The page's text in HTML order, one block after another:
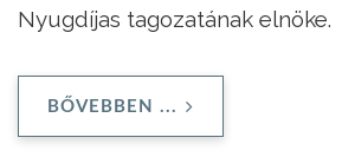
Nyugdíjas tagozatának elnöke.
BŐVEBBEN ...